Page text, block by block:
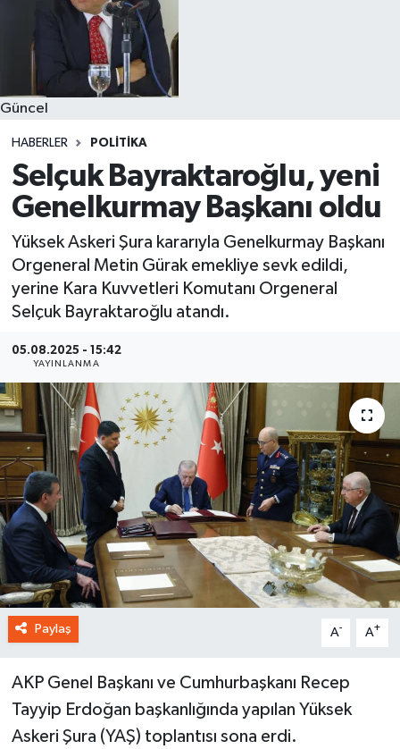
Güncel
HABERLER POLITIKA
Selçuk Bayraktaroğlu, yeni
Genelkurmay Başkanı oldu
Yüksek Askeri Şura kararıyla Genelkurmay Başkanı
Orgeneral Metin Gürak emekliye sevk edildi,
yerine Kara Kuvvetleri Komutanı Orgeneral
Selçuk Bayraktaroğlu atandı.
05.08.2025 - 15:42
YAYINLANMA
Paylaş A- A+
AKP Genel Başkanı ve Cumhurbaşkanı Recep
Tayyip Erdoğan başkanlığında yapılan Yüksek
Askeri Şura (YAŞ) toplantısı sona erdi.